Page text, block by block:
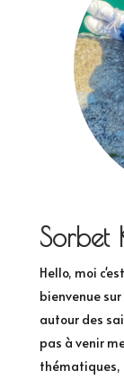
Sorbet
Hello, moi
bienvenue
autour des
pas à venir
thématiques,